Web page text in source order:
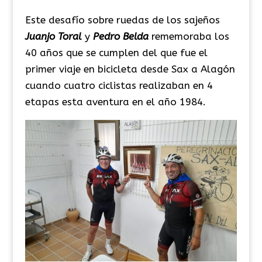
Este desafío sobre ruedas de los sajeños
Juanjo Toraly Pedro Beldarememoraba los
40 años que se cumplen del que fue el
primer viaje en bicicleta desde Sax a Alagón
cuando cuatro ciclistas realizaban en 4
etapas esta aventura en el año 1984.